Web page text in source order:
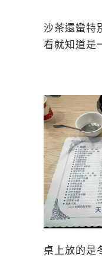
沙茶還蠻特
看就知道是
桌上放的是